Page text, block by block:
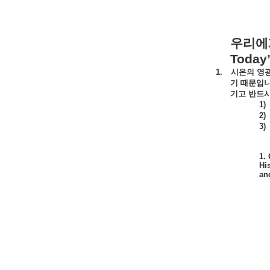
우리
1. 시온의 영
기 때문입
기고 반드
1)
2)
3)
1.